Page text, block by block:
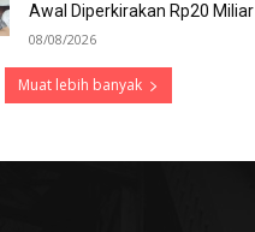
Awal Diperkirakan Rp20 Miliar
08/08/2026
Muat lebih banyak